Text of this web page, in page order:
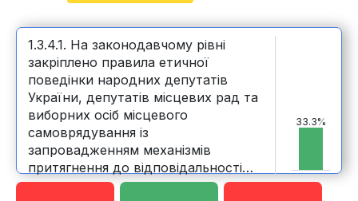
1.3.4.1. На законодавчому рівні
закріплено правила етичної
поведінки народних депутатів
України, депутатів місцевих рад та
виборних осіб місцевого
самоврядування із
запровадженням механізмів
притягнення до відповідальності
за їх порушення; народні депутати
33.3%